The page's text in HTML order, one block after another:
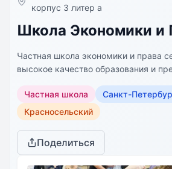
корпус 3 литер а
Школа Экономики и
Частная школа экономики и права
высокое качество образования и
Частная школа экономики и права
разнообразные профильные
включая социально-экономический
гуманитарный, инженерно-
информационный. Мы уделяем
Частная школа
Санкт-
Красносельский
Поделиться